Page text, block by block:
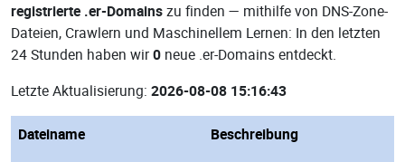
registrierte .er-Domainszu finden — mithilfe von DNS-Zone-
Dateien, Crawlern und Maschinellem Lernen: In den letzten
24 Stunden haben wir0 neue .er-Domains entdeckt.
Letzte Aktualisierung: 2026-08-08 15:16:43
Dateiname Beschreibung